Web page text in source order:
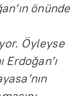
önünde
Öyleyse